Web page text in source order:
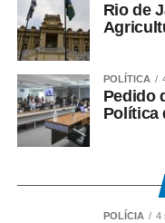
Rio de
POLÍTICA
Pedido
Política
POLÍCIA 4